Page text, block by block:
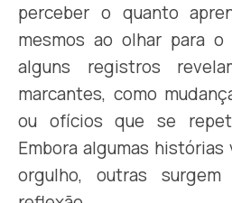
perceber o quanto
mesmos ao olhar para o
alguns registros
marcantes, como
ou ofícios que se
Embora algumas
orgulho, outras